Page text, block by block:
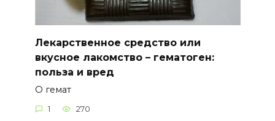
Лекарственное средство или
вкусное лакомство – гематоген:
польза и вред
О гемат
1 270